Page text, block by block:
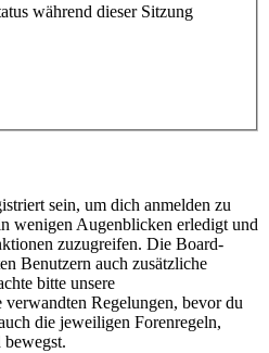
während dieser Sitzung
sein, um dich anmelden zu
wenigen Augenblicken erledigt und
zuzugreifen. Die Board-
Benutzern auch zusätzliche
bitte unsere
Regelungen, bevor du
die jeweiligen Forenregeln,